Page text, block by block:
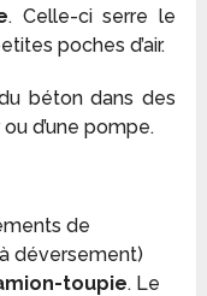
. Celle-ci serre le
poches d’air.
béton dans des
d’une pompe.
de
déversement)
toupie. Le